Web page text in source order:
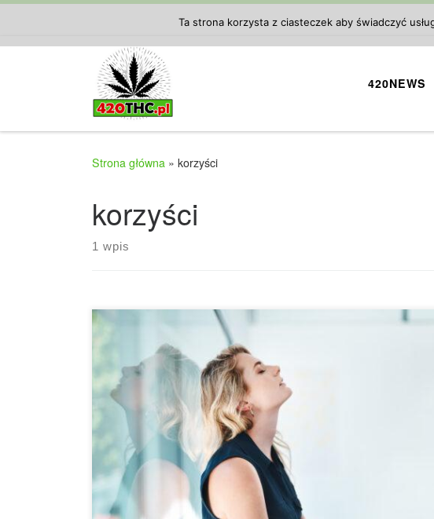
420NEWS
Strona główna » korzyści
korzyści
1 wpis
Idź do dowolnego sklepu z konopiami indyjskimi, a zobaczysz
produkty, które twierdzą, że zmienią twoje życie. Podczas gdy
sprzedaje fałszywe produkty (skąd możesz to wiedzieć?!) bez
zweryfikowania ich autentyczności, niektóre firmy oferują
raportami laboratoryjnymi i starają się również edukować swoich
przeciwieństwie do innych żargonów marketingowych, opisy
firm w większości […]
Ta strona korzysta z ciasteczek aby świadczyć